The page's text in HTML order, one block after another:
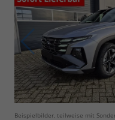
Beispielbilder, teilweise mit